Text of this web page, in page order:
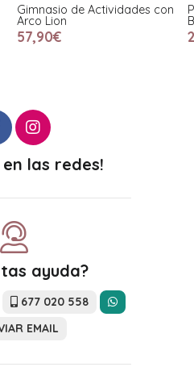
Perrito de Peluche Sintra
Beige
23,50€
en las redes!
ayuda?
677 020 558
EMAIL